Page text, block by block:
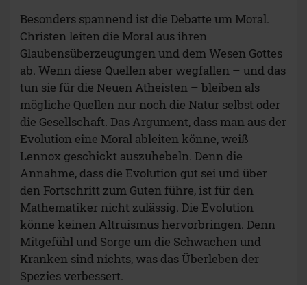
Besonders spannend ist die Debatte um Moral.
Christen leiten die Moral aus ihren
Glaubensüberzeugungen und dem Wesen Gottes
ab. Wenn diese Quellen aber wegfallen – und das
tun sie für die Neuen Atheisten – bleiben als
mögliche Quellen nur noch die Natur selbst oder
die Gesellschaft. Das Argument, dass man aus der
Evolution eine Moral ableiten könne, weiß
Lennox geschickt auszuhebeln. Denn die
Annahme, dass die Evolution gut sei und über
den Fortschritt zum Guten führe, ist für den
Mathematiker nicht zulässig. Die Evolution
könne keinen Altruismus hervorbringen. Denn
Mitgefühl und Sorge um die Schwachen und
Kranken sind nichts, was das Überleben der
Spezies verbessert.